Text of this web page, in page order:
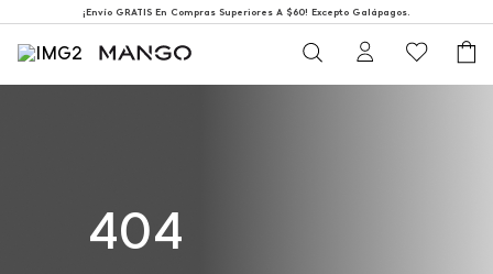
¡Envío GRATIS En Compras Superiores A $60! Excepto Galápagos.
404